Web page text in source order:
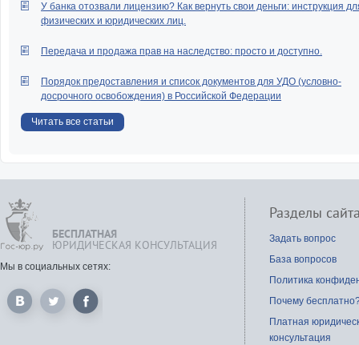
У банка отозвали лицензию? Как вернуть свои деньги: инструкция
физических и юридических лиц.
Передача и продажа прав на наследство: просто и доступно.
Порядок предоставления и список документов для УДО (условно-
досрочного освобождения) в Российской Федерации
Читать все статьи
БЕСПЛАТНАЯ
ЮРИДИЧЕСКАЯ КОНСУЛЬТАЦИЯ
Мы в социальных сетях:
Разделы
Задать вопрос
База вопросов
Политика
Почему
Платная
консультация